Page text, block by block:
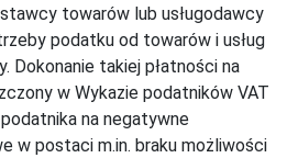
towarów lub usługodawcy
podatku od towarów i usług
Dokonanie takiej płatności na
w Wykazie podatników VAT
na negatywne
w postaci m.in. braku możliwości